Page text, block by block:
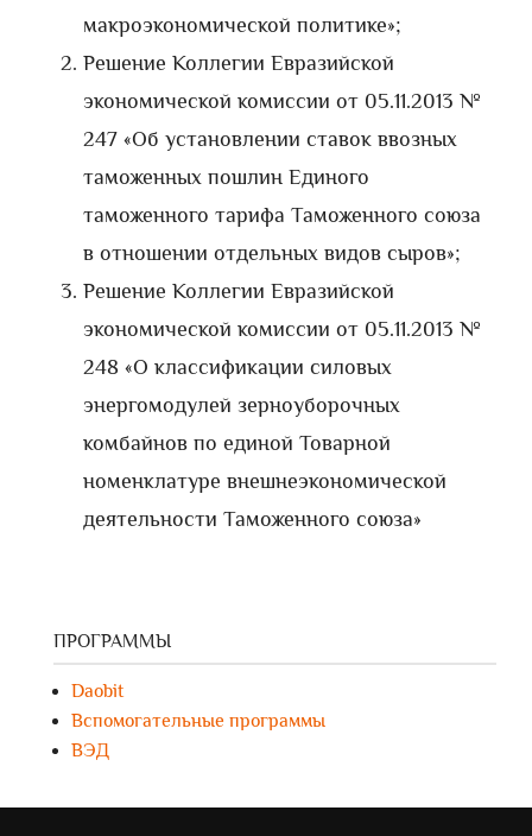
макроэкономической политике»;
Решение Коллегии Евразийской
экономической комиссии от 05.11.2013 №
247 «Об установлении ставок ввозных
таможенных пошлин Единого
таможенного тарифа Таможенного союза
в отношении отдельных видов сыров»;
Решение Коллегии Евразийской
экономической комиссии от 05.11.2013 №
248 «О классификации силовых
энергомодулей зерноуборочных
комбайнов по единой Товарной
номенклатуре внешнеэкономической
деятельности Таможенного союза»
ПРОГРАММЫ
Daobit
Вспомогательные программы
ВЭД